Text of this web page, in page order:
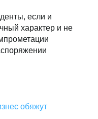
если и
характер и не
обяжут